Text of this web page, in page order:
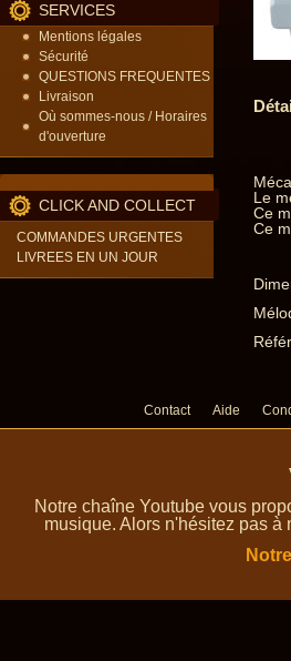
SERVICES
Mentions légales
Sécurité
QUESTIONS FREQUENTES
Livraison
Où sommes-nous / Horaires
d'ouverture
CLICK AND COLLECT
COMMANDES URGENTES
LIVREES EN UN JOUR
Le
Ce
Ce
Contact Aide
Notre chaîne Youtube vous
musique. Alors n'hésitez pas à